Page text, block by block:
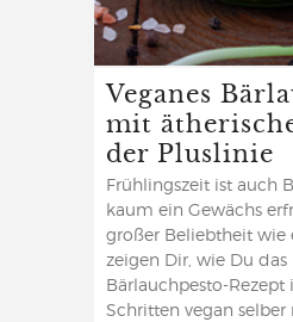
Veganes
mit
der Pluslinie
Frühlingszeit ist auch
kaum ein Gewächs
großer Beliebtheit wie
zeigen Dir, wie Du das
Bärlauchpesto-Rezept
Schritten vegan selber